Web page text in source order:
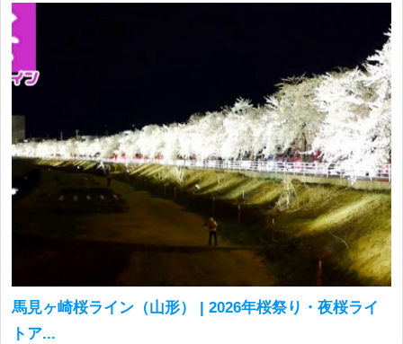
馬見ヶ崎桜ライン（山形） | 2026年桜祭り・夜桜ライ
トア...